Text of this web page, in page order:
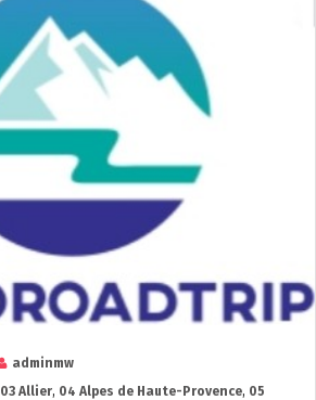
adminmw
03 Allier, 04 Alpes de Haute-Provence, 05